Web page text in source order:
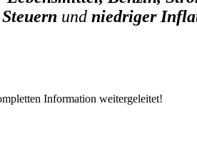
undniedriger
Information weitergeleitet!